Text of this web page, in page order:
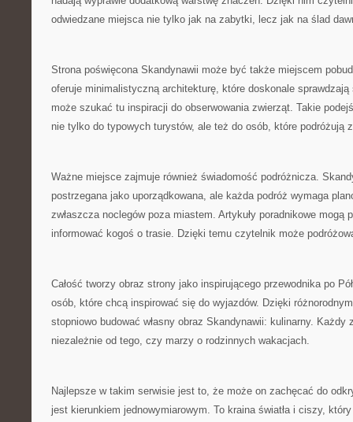
odwiedzane miejsca nie tylko jak na zabytki, lecz jak na ślad
Strona poświęcona Skandynawii może być także miejscem
oferuje minimalistyczną architekturę, które doskonale
może szukać tu inspiracji do obserwowania zwierząt. Takie
nie tylko do typowych turystów, ale też do osób, które podróżują
Ważne miejsce zajmuje również świadomość podróżnicza.
postrzegana jako uporządkowana, ale każda podróż wymaga
zwłaszcza noclegów poza miastem. Artykuły poradnikowe mogą
informować kogoś o trasie. Dzięki temu czytelnik może
Całość tworzy obraz strony jako inspirującego przewodnika po
osób, które chcą inspirować się do wyjazdów. Dzięki
stopniowo budować własny obraz Skandynawii: kulinarny.
niezależnie od tego, czy marzy o rodzinnych wakacjach.
Najlepsze w takim serwisie jest to, że może on zachęcać do
jest kierunkiem jednowymiarowym. To kraina światła i ciszy,